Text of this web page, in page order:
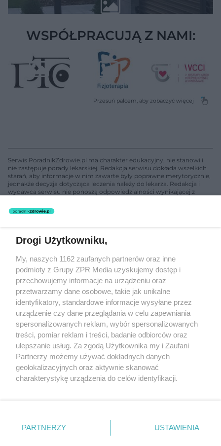
WSPÓŁPRACUJĄ Z NAMI:
Serwis PoradnikZdrowie.pl ma charakter edukacyjny, nie stanowi i
nie zastępuje porady lekarskiej. Redakcja serwisu dokłada wszelkich
starań, aby informacje w nim zawarte były poprawne merytorycznie,
jednakże decyzja dotycząca leczenia należy do lekarza. Redakcja i
wydawca serwisu nie ponoszą odpowiedzialności wynikającej z
nie prowadzi działalności leczniczej polegającej na udzielaniu
świadczeń zdrowotnych w rozumieniu art. 3 ust 1 ustawy o
Żaden utwór zamieszczony w serwisie nie może być powielany i
rozpowszechniany lub dalej rozpowszechniany w jakikolwiek sposób
(w tym także elektroniczny lub mechaniczny) na jakimkolwiek polu
eksploatacji w jakiejkolwiek formie, włącznie z umieszczaniem w
Internecie bez pisemnej zgody właściciela praw. Jakiekolwiek użycie
lub wykorzystanie utworów w całości lub w części z naruszeniem
prawa, tzn. bez właściwej zgody, jest zabronione pod groźbą kary i
może być ścigane prawnie.
O nas
Drogi Użytkowniku,
My, naszych 1162 zaufanych partnerów oraz inne
podmioty z Grupy ZPR Media uzyskujemy dostęp i
przechowujemy informacje na urządzeniu oraz
przetwarzamy dane osobowe, takie jak unikalne
identyfikatory, standardowe informacje wysyłane przez
urządzenie czy dane przeglądania w celu zapewniania
spersonalizowanych reklam, wybór spersonalizowanych
treści, pomiar reklam i treści, badanie odbiorców oraz
ulepszanie usług. Za zgodą Użytkownika my i Zaufani
Partnerzy możemy używać dokładnych danych
geolokalizacyjnych oraz aktywnie skanować
charakterystykę urządzenia do celów identyfikacji.
zmienić/wycofać klikając przycisk ustawień prywatności
znajdujący się w lewym dolnym rogu strony
PARTNERZY USTAWIENIA